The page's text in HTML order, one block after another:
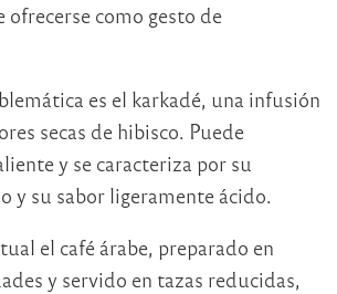
ofrecerse como gesto de
es el karkadé, una infusión
secas de hibisco. Puede
y se caracteriza por su
y su sabor ligeramente ácido.
el café árabe, preparado en
y servido en tazas reducidas,